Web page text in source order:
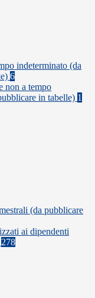
indeterminato (da
6
non a tempo
in tabelle) 1
(da pubblicare
ai dipendenti
278